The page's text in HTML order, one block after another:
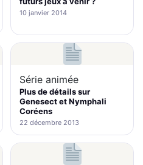
10 janvier 2014
Série animée
Plus de détails sur
Genesect et Nymphali
Coréens
22 décembre 2013